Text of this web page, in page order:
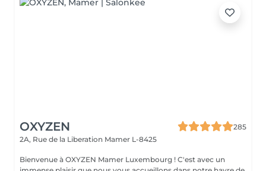
OXYZEN
285
2A, Rue de la Liberation Mamer L-8425
Bienvenue à OXYZEN Mamer Luxembourg ! C'est avec un